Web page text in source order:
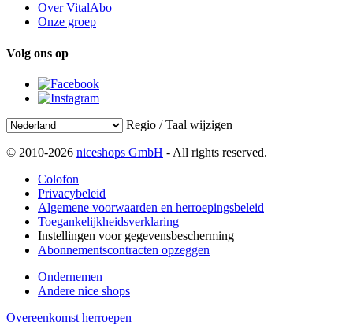
Over VitalAbo
Onze groep
Volg ons op
Regio / Taal wijzigen
© 2010-2026 niceshops GmbH - All rights reserved.
Colofon
Privacybeleid
Algemene voorwaarden en herroepingsbeleid
Toegankelijkheidsverklaring
Instellingen voor gegevensbescherming
Abonnementscontracten opzeggen
Ondernemen
Andere nice shops
Overeenkomst herroepen